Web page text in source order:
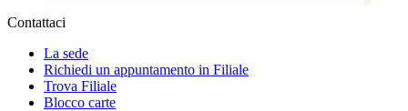
Contattaci
La sede
Richiedi un appuntamento in Filiale
Trova Filiale
Blocco carte